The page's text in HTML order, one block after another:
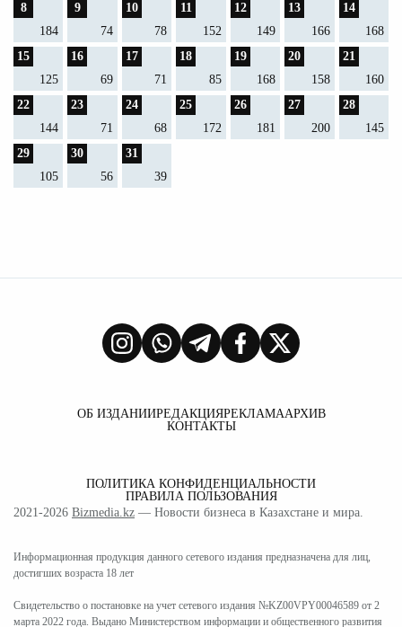
8
184
9
74
10
78
11
152
12
149
13
166
14
168
15
125
16
69
17
71
18
85
19
168
20
158
21
160
22
144
23
71
24
68
25
172
26
181
27
200
28
145
29
105
30
56
31
39
ОБ ИЗДАНИИРЕДАКЦИЯРЕКЛАМААРХИВ
КОНТАКТЫ
ПОЛИТИКА КОНФИДЕНЦИАЛЬНОСТИ
ПРАВИЛА ПОЛЬЗОВАНИЯ
2021-2026 Bizmedia.kz — Новости бизнеса в Казахстане и мира.
Информационная продукция данного сетевого издания предназначена для лиц,
достигших возраста 18 лет
Свидетельство о постановке на учет сетевого издания №KZ00VPY00046589 от 2
марта 2022 года. Выдано Министерством информации и общественного развития